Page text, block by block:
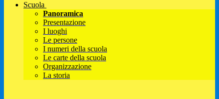
Scuola
Panoramica
Presentazione
I luoghi
Le persone
I numeri della scuola
Le carte della scuola
Organizzazione
La storia